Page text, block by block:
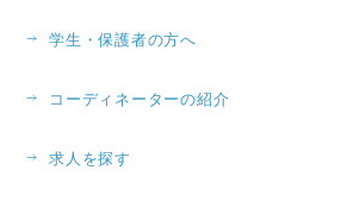
学生・保護者の方へ
コーディネーターの紹介
求人を探す